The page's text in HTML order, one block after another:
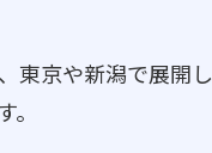
東京や新潟で展開